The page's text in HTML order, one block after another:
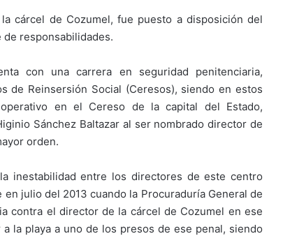
cárcel de Cozumel, fue puesto a disposición del
responsabilidades.
con una carrera en seguridad penitenciaria,
de Reinsersión Social (Ceresos), siendo en estos
en el Cereso de la capital del Estado,
Sánchez Baltazar al ser nombrado director de
orden.
inestabilidad entre los directores de este centro
julio del 2013 cuando la Procuraduría General de
contra el director de la cárcel de Cozumel en ese
la playa a uno de los presos de ese penal, siendo